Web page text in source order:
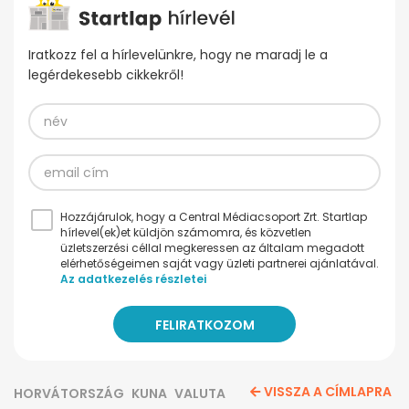
Iratkozz fel a hírlevelünkre, hogy ne maradj le a
legérdekesebb cikkekről!
Hozzájárulok, hogy a Central Médiacsoport Zrt. Startlap
hírlevel(ek)et küldjön számomra, és közvetlen
üzletszerzési céllal megkeressen az általam megadott
elérhetőségeimen saját vagy üzleti partnerei ajánlatával.
Az adatkezelés részletei
HORVÁTORSZÁG KUNA VALUTA VISSZA A CÍMLAPRA